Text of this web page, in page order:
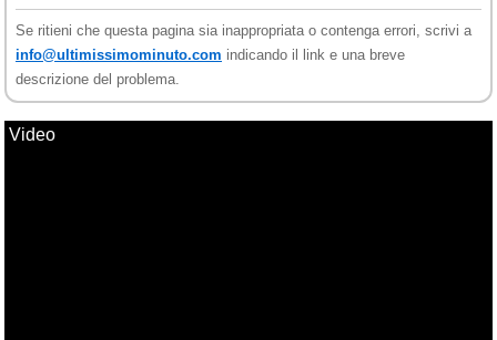
Se ritieni che questa pagina sia inappropriata o contenga errori, scrivi a
info@ultimissimominuto.com indicando il link e una breve
descrizione del problema.
Video